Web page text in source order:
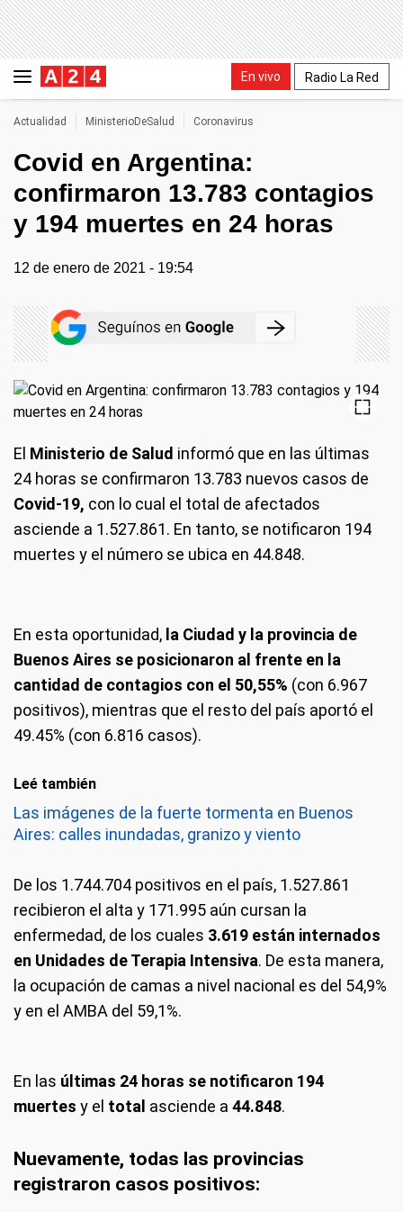
En vivo Radio La Red
Actualidad MinisterioDeSalud Coronavirus
Covid en Argentina:
confirmaron 13.783 contagios
y 194 muertes en 24 horas
12 de enero de 2021 - 19:54
El Ministerio de Salud informó que en las últimas
24 horas se confirmaron 13.783 nuevos casos de
Covid-19, con lo cual el total de afectados
asciende a 1.527.861. En tanto, se notificaron 194
muertes y el número se ubica en 44.848.
En esta oportunidad, la Ciudad y la provincia de
Buenos Aires se posicionaron al frente en la
cantidad de contagios con el 50,55% (con 6.967
positivos), mientras que el resto del país aportó el
49.45% (con 6.816 casos).
Leé también
Las imágenes de la fuerte tormenta en Buenos
Aires: calles inundadas, granizo y viento
De los 1.744.704 positivos en el país, 1.527.861
recibieron el alta y 171.995 aún cursan la
enfermedad, de los cuales 3.619 están internados
en Unidades de Terapia Intensiva. De esta manera,
la ocupación de camas a nivel nacional es del 54,9%
y en el AMBA del 59,1%.
En las últimas 24 horas se notificaron 194
muertes y el total asciende a 44.848.
Nuevamente, todas las provincias
registraron casos positivos: